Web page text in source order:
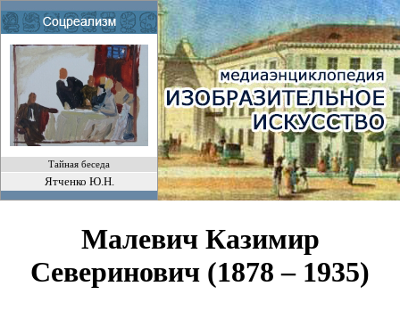
Тайная беседа
Ятченко Ю.Н.
Малевич Казимир
Северинович (1878 – 1935)